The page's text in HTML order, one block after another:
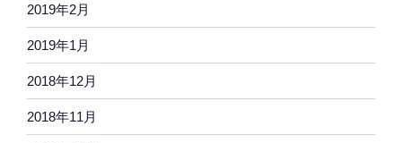
2019年2月
2019年1月
2018年12月
2018年11月